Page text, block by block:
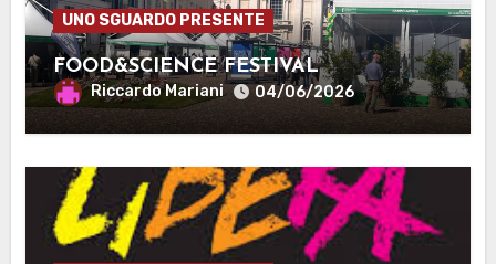
UNO SGUARDO PRESENTE
FOOD&SCIENCE FESTIVAL
Riccardo Mariani 04/06/2026